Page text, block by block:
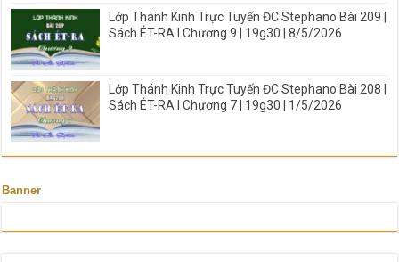
Lớp Thánh Kinh Trực Tuyến ĐC Stephano Bài 209 |
Sách ÉT-RA I Chương 9 | 19g30 | 8/5/2026
Lớp Thánh Kinh Trực Tuyến ĐC Stephano Bài 208 |
Sách ÉT-RA I Chương 7 | 19g30 | 1/5/2026
Banner